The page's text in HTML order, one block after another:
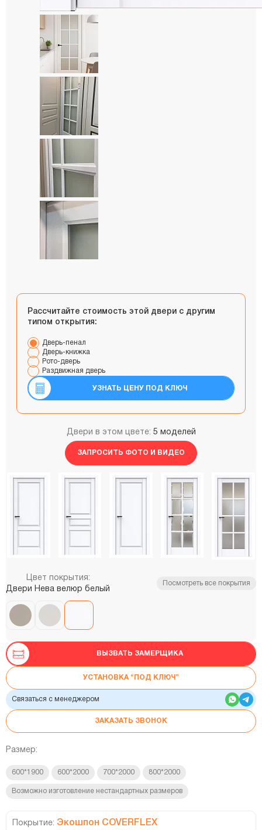
Рассчитайте стоимость этой двери с другим
типом открытия:
Дверь-пенал
Дверь-книжка
Рото-дверь
Раздвижная дверь
УЗНАТЬ ЦЕНУ ПОД КЛЮЧ
Двери в этом цвете: 5 моделей
ЗАПРОСИТЬ ФОТО И ВИДЕО
Цвет покрытия:
Двери Нева велюр белый
Посмотреть все покрытия
ВЫЗВАТЬ ЗАМЕРЩИКА
УСТАНОВКА “ПОД КЛЮЧ”
Связаться с менеджером
ЗАКАЗАТЬ ЗВОНОК
Размер:
600*1900 600*2000 700*2000 800*2000
Возможно изготовление нестандартных размеров
Покрытие: Экошпон COVERFLEX